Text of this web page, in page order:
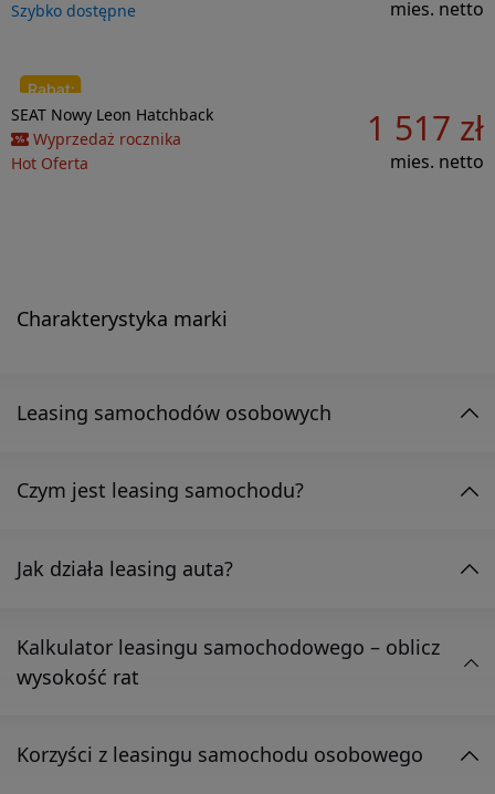
Szybko dostępne mies. netto
30 081 zł Do porównania
SEAT Nowy Leon Hatchback
Wyprzedaż rocznika
Hot Oferta
1 517 zł
mies. netto
Charakterystyka marki
Leasing samochodów osobowych
Czym jest leasing samochodu?
Jak działa leasing auta?
Kalkulator leasingu samochodowego – oblicz
wysokość rat
Korzyści z leasingu samochodu osobowego